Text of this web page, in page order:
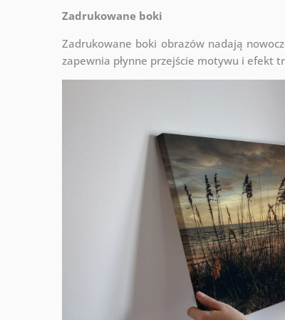
Zadrukowane boki
Zadrukowane boki obrazów nadają
zapewnia płynne przejście motywu i efekt